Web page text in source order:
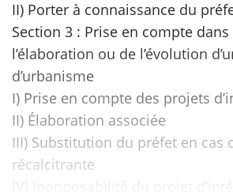
II) Porter à connaissance du
Section 3 : Prise en compte
l’élaboration ou de l’évolution
d’urbanisme
I) Prise en compte des projets
II) Élaboration associée
III) Substitution du préfet en cas
récalcitrante